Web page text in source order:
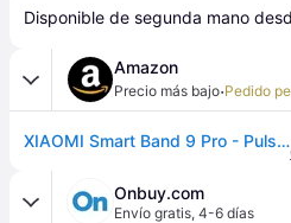
Disponible de segunda mano
Amazon
Precio más bajo·Pedido
XIAOMI Smart Band 9 Pro - Pulsera de Actividad, autonomía de hasta 21 días, Pantalla AMOLED de 1,74" con tasa de refresco de 60 Hz, 5ATM, App Mi Fitness, Rosa (Versión ES)
Onbuy.com
Envío gratis, 4-6 días